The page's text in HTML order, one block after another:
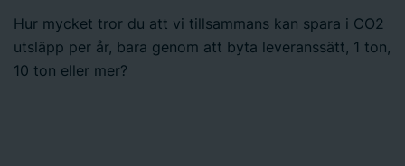
Hur mycket tror du att vi tillsammans kan spara i CO2
utsläpp per år, bara genom att byta leveranssätt, 1 ton,
10 ton eller mer?